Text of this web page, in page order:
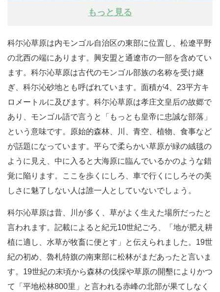
もっと見る
科尓沁草原は内モンゴル自治区の東部に位置し、松遼平野
の北西の端にあります。興安盟と通遼市の一部を含めてい
ます。科尓沁草原は古代のモンゴル部族の名称を受け継
ぎ、科尓沁砂地とも呼ばれています。面積が4、23平方キ
ロメートルに及びます。科尓沁草原は孝庄文皇后の故郷で
あり、モンゴル語で言うと「もっとも皇帝に忠誠な部落」
という意味です。原始的森林、川、青空、植物、食事など
が話題になっています。平らで柔らかい草原が緑の絨毯の
ように見え、中に入ると大海原に臨んでいるかのような錯
覚に陥ります。ここを歩くにしろ、車で行くにしろその美
しさに魅了しない人は誰一人としていないでしょう。
科尓沁草原は昔、川が多く、草がよく生えた場所だったと
言われます。記載によると紀元10世紀ごろ、「地が肥え耕
植に適し、水草が牧畜に便とす」と伝えられました。19世
紀の初め、魯札特旗の南東部に松林がまだあったと言いま
す。19世紀の末頃から森林の伐採や草原の開墾によりかつ
て「平地松林800里」と言われる赤峰の北部が果てしなく